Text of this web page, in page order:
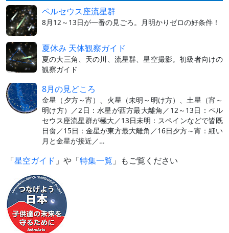
ペルセウス座流星群
8月12～13日が一番の見ごろ。月明かりゼロの好条件！
夏休み 天体観察ガイド
夏の大三角、天の川、流星群、星空撮影。初級者向けの
観察ガイド
8月の見どころ
金星（夕方～宵）、火星（未明～明け方）、土星（宵～
明け方）／2日：水星が西方最大離角／12～13日：ペル
セウス座流星群が極大／13日未明：スペインなどで皆既
日食／15日：金星が東方最大離角／16日夕方～宵：細い
月と金星が接近／…
「星空ガイド 」や「特集一覧 」もご覧ください